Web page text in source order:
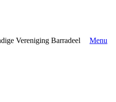
Vereniging Barradeel
Menu